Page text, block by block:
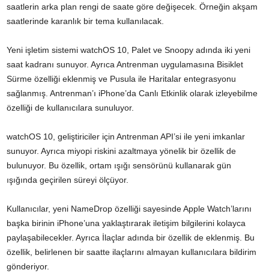
saatlerin arka plan rengi de saate göre değişecek. Örneğin akşam
saatlerinde karanlık bir tema kullanılacak.
Yeni işletim sistemi watchOS 10, Palet ve Snoopy adında iki yeni
saat kadranı sunuyor. Ayrıca Antrenman uygulamasına Bisiklet
Sürme özelliği eklenmiş ve Pusula ile Haritalar entegrasyonu
sağlanmış. Antrenman’ı iPhone’da Canlı Etkinlik olarak izleyebilme
özelliği de kullanıcılara sunuluyor.
watchOS 10, geliştiriciler için Antrenman API’si ile yeni imkanlar
sunuyor. Ayrıca miyopi riskini azaltmaya yönelik bir özellik de
bulunuyor. Bu özellik, ortam ışığı sensörünü kullanarak gün
ışığında geçirilen süreyi ölçüyor.
Kullanıcılar, yeni NameDrop özelliği sayesinde Apple Watch’larını
başka birinin iPhone’una yaklaştırarak iletişim bilgilerini kolayca
paylaşabilecekler. Ayrıca İlaçlar adında bir özellik de eklenmiş. Bu
özellik, belirlenen bir saatte ilaçlarını almayan kullanıcılara bildirim
gönderiyor.